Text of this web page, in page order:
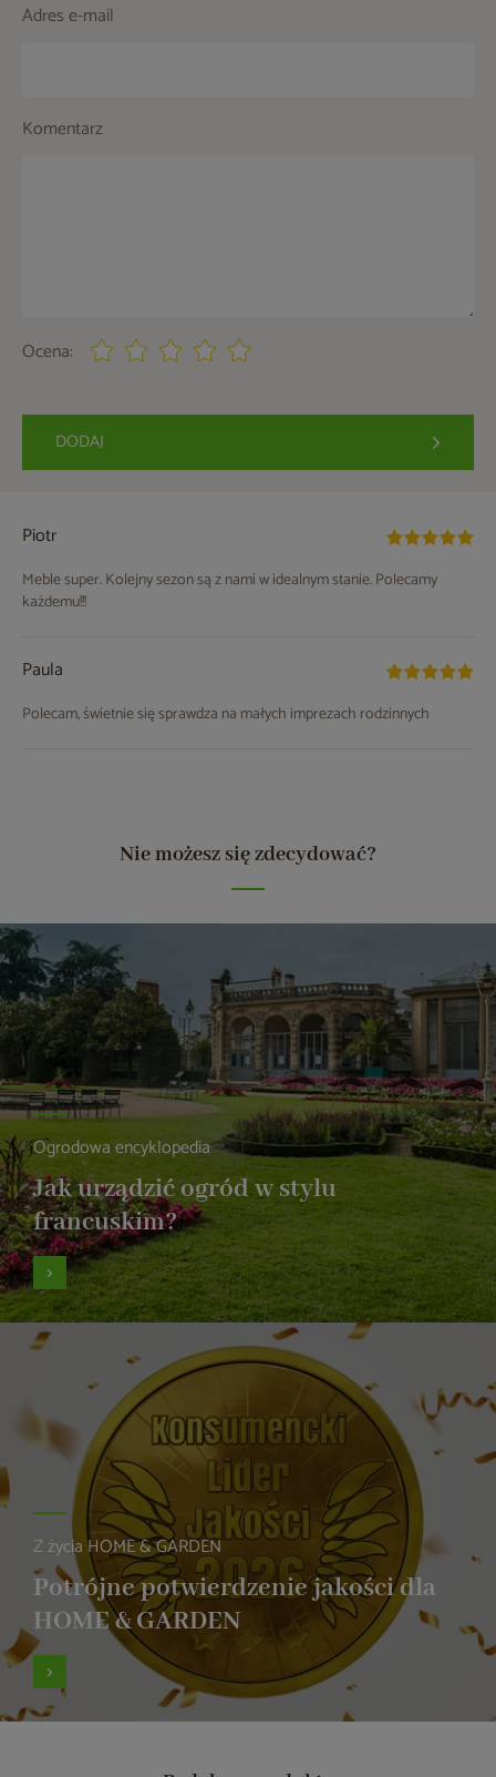
Adres e-mail
Komentarz
Ocena:
DODAJ
Piotr
Meble super. Kolejny sezon są z nami w idealnym stanie. Polecamy
każdemu!!!
Paula
Polecam, świetnie się sprawdza na małych imprezach rodzinnych
Nie możesz się zdecydować?
Ogrodowa encyklopedia
Jak urządzić ogród w stylu
francuskim?
Z życia HOME & GARDEN
Potrójne potwierdzenie jakości dla
HOME & GARDEN